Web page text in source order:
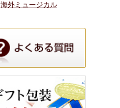
海外ミュージカル